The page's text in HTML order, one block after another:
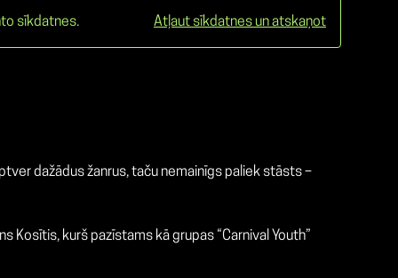
sīkdatnes. Atļaut sīkdatnes un atskaņot
dažādus žanrus, taču nemainīgs paliek stāsts –
Kosītis, kurš pazīstams kā grupas “Carnival Youth”